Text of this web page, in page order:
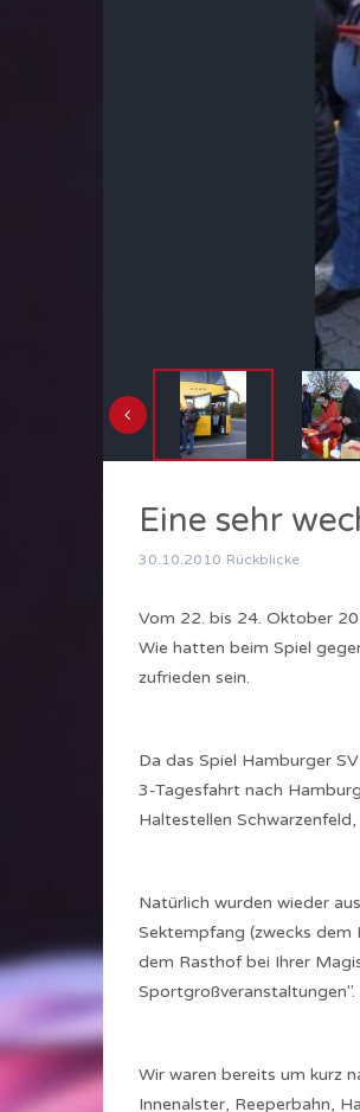
Eine sehr
30.10.2010 Rückblicke
Vom 22. bis 24. Oktober
Wie hatten beim Spiel
zufrieden sein.
Da das Spiel Hamburger
3-Tagesfahrt nach
Haltestellen
Natürlich wurden wieder
Sektempfang (zwecks dem
dem Rasthof bei Ihrer
Wir waren bereits um kurz
Innenalster, Reeperbahn,